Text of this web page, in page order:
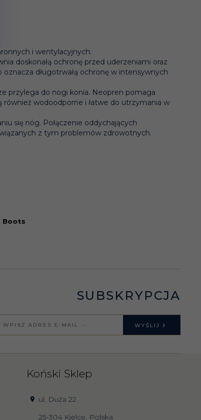
i wentylacyjnych:
doskonałą ochronę przed uderzeniami oraz
długotrwałą ochronę w intensywnych
przylega do nogi konia. Neopren pomaga
również wodoodporne i łatwe do utrzymania w
się nóg. Połączenie oddychających
z tym problemów zdrowotnych.
Boots
SUBSKRYPCJA
WYŚLIJ
Koński Sklep
ul. Duża 22
25-304 Kielce, Polska